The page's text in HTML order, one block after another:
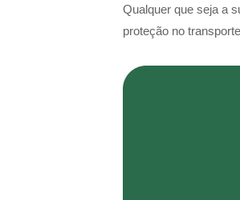
Qualquer que seja a
proteção no